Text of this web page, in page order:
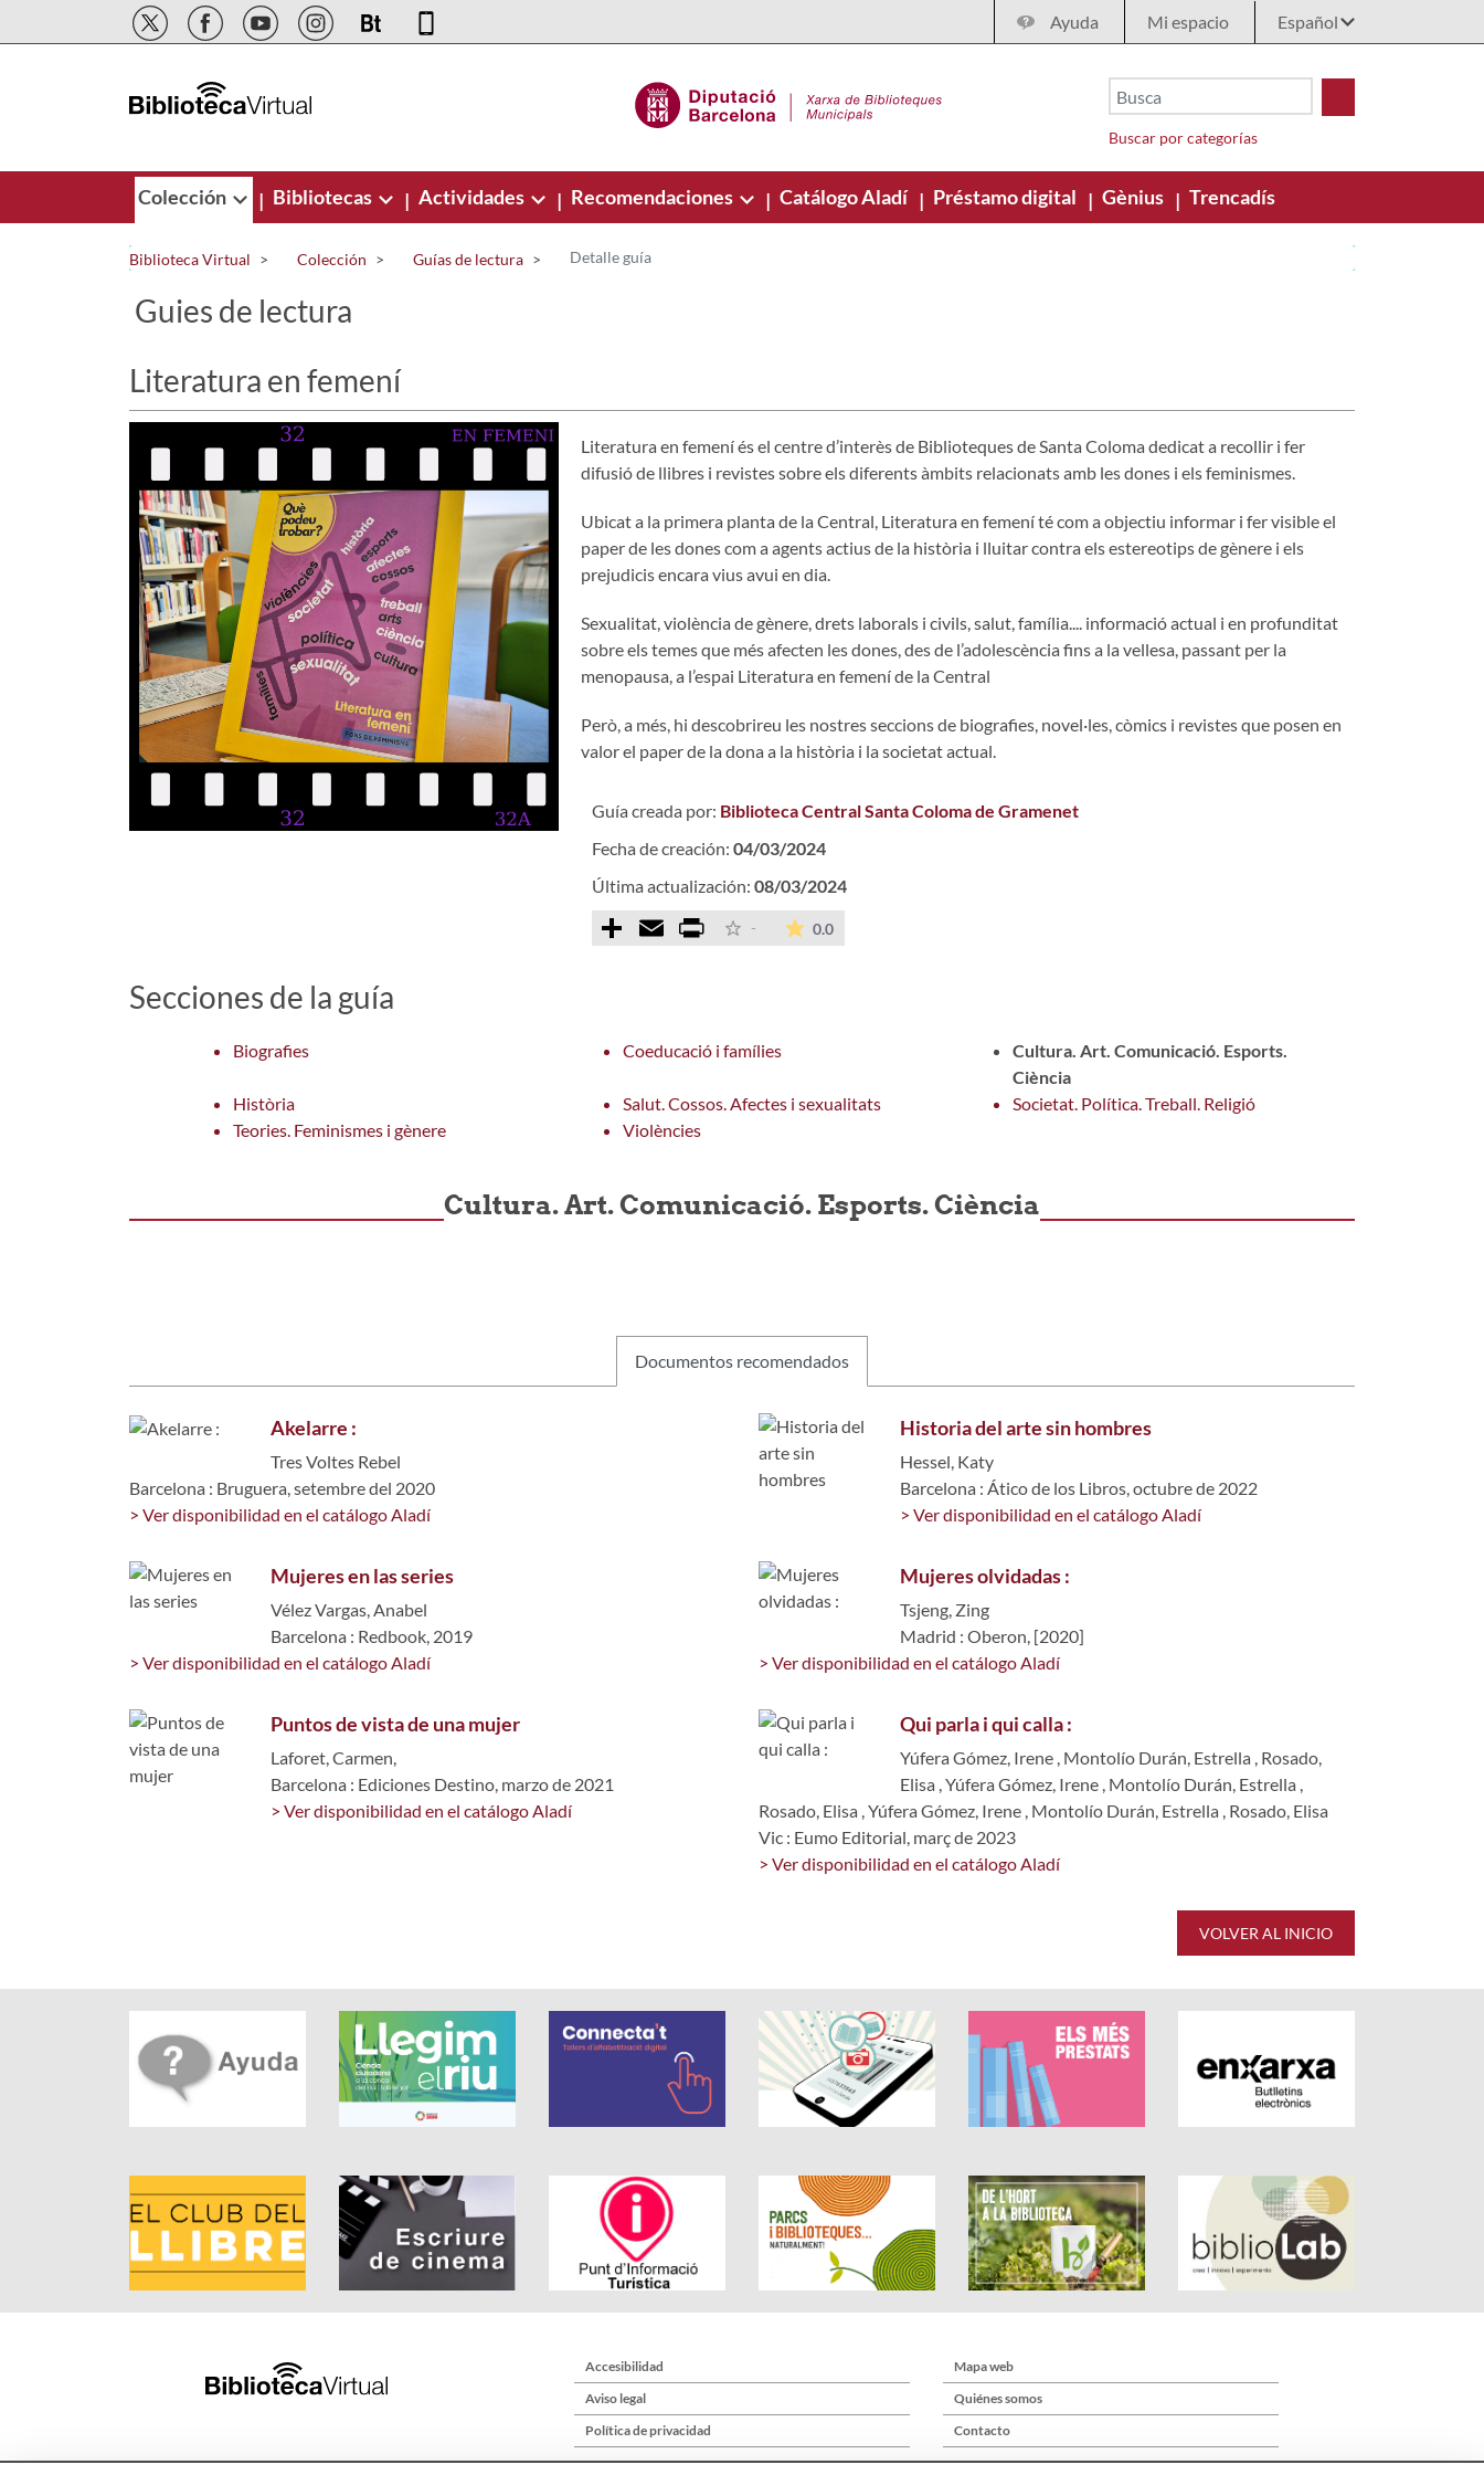
Saltar al contenido principal Ayuda Mi espacio
Buscar por categorías
Colección | Bibliotecas | Actividades | Recomendaciones | Catálogo Aladí | Préstamo digital | Gènius | Trencadís
Biblioteca Virtual Colección Guías de lectura Detalle guía
Guies de lectura
Literatura en femení
Literatura en femení és el centre d’interès de Biblioteques de Santa Coloma dedicat a recollir i fer
difusió de llibres i revistes sobre els diferents àmbits relacionats amb les dones i els feminismes.
Ubicat a la primera planta de la Central, Literatura en femení té com a objectiu informar i fer visible el
paper de les dones com a agents actius de la història i lluitar contra els estereotips de gènere i els
prejudicis encara vius avui en dia.
Sexualitat, violència de gènere, drets laborals i civils, salut, família.... informació actual i en profunditat
sobre els temes que més afecten les dones, des de l’adolescència fins a la vellesa, passant per la
menopausa, a l’espai Literatura en femení de la Central
Però, a més, hi descobrireu les nostres seccions de biografies, novel·les, còmics i revistes que posen en
valor el paper de la dona a la història i la societat actual.
Guía creada por: Biblioteca Central Santa Coloma de Gramenet
Fecha de creación: 04/03/2024
Última actualización: 08/03/2024
Comparteix
Email Print - 0.0La valoración media es de 0 estrellas de 5.
Secciones de la guía
Biografies Coeducació i famílies
Cultura. Art. Comunicació. Esports.
Ciència
Història
Salut. Cossos. Afectes i sexualitats
Societat. Política. Treball. Religió
Teories. Feminismes i gènere
Violències
Cultura. Art. Comunicació. Esports. Ciència
Documentos recomendados
Akelarre :
Tres Voltes Rebel
Barcelona : Bruguera, setembre del 2020
> Ver disponibilidad en el catálogo Aladí
Historia del arte sin hombres
Hessel, Katy
Barcelona : Ático de los Libros, octubre de 2022
> Ver disponibilidad en el catálogo Aladí
Mujeres en las series
Vélez Vargas, Anabel
Barcelona : Redbook, 2019
> Ver disponibilidad en el catálogo Aladí
Mujeres olvidadas :
Tsjeng, Zing
Madrid : Oberon, [2020]
> Ver disponibilidad en el catálogo Aladí
Puntos de vista de una mujer
Laforet, Carmen,
Barcelona : Ediciones Destino, marzo de 2021
> Ver disponibilidad en el catálogo Aladí
Qui parla i qui calla :
Yúfera Gómez, Irene , Montolío Durán, Estrella , Rosado,
Elisa ,Yúfera Gómez, Irene , Montolío Durán, Estrella ,
Rosado, Elisa ,Yúfera Gómez, Irene , Montolío Durán, Estrella , Rosado, Elisa
Vic : Eumo Editorial, març de 2023
> Ver disponibilidad en el catálogo Aladí
VOLVER AL INICIO
Accesibilidad
Aviso legal
Política de privacidad
Mapa web
Quiénes somos
Contacto